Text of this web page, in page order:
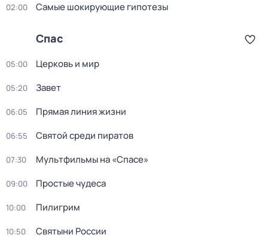
02:00 Самые шoкиpующие гипотезы
Спас
05:00 Церковь и мир
05:20 Завет
06:05 Прямая линия жизни
06:55 Святой среди пиратов
07:30 Мультфильмы нa «Спаcе»
09:00 Простые чудеca
10:00 Пилигрим
10:50 Святыни России